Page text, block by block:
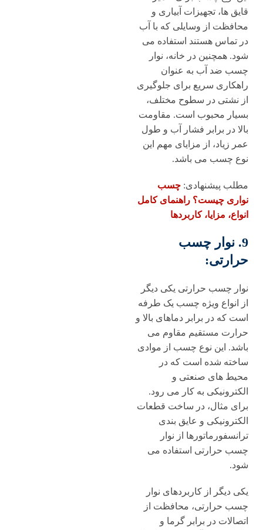
قایق ها، تجهیزات آبیاری و
محافظت از وسایلی که با آب
در تماس هستند استفاده می
شود. همچنین در خانه، نوار
چسب ضد آب به عنوان
راهکاری سریع برای جلوگیری
از نشتی در سطوح مختلف،
بسیار محبوب است. مقاومت
بالا در برابر فشار آب و طول
عمر زیاد، از مزایای مهم این
نوع چسب می باشد.
مطلب پیشنهادی: چسب
نواری چیست؟ راهنمای کامل
انواع، مزایا، کاربردها
9. نوار چسب
حرارتی:
نوار چسب حرارتی یکی دیگر
از انواع ویژه چسب یک طرفه
است که در برابر دماهای بالا و
حرارت مستقیم مقاوم می
باشد. این نوع چسب از موادی
ساخته شده است که در
محیط های صنعتی و
الکترونیکی به کار می رود.
برای مثال، در ساخت قطعات
الکترونیکی و عایق بندی
ترانسفورماتورها از نوار
چسب حرارتی استفاده می
شود.
یکی دیگر از کاربردهای نوار
چسب حرارتی، محافظت از
اتصالات در برابر گرما و